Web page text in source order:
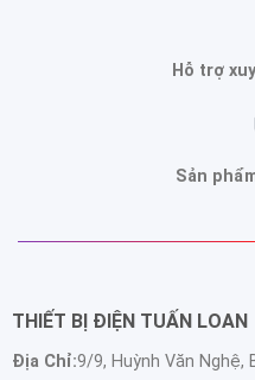
Hỗ trợ
Sản
THIẾT BỊ ĐIỆN TUẤN LOAN
Địa Chỉ:9/9, Huỳnh Văn Nghệ,